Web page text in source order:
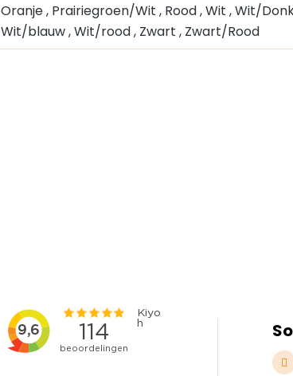
Oranje, Prairiegroen/Wit , Rood, Wit , Wit/
Wit/blauw, Wit/rood, Zwart , Zwart/Rood